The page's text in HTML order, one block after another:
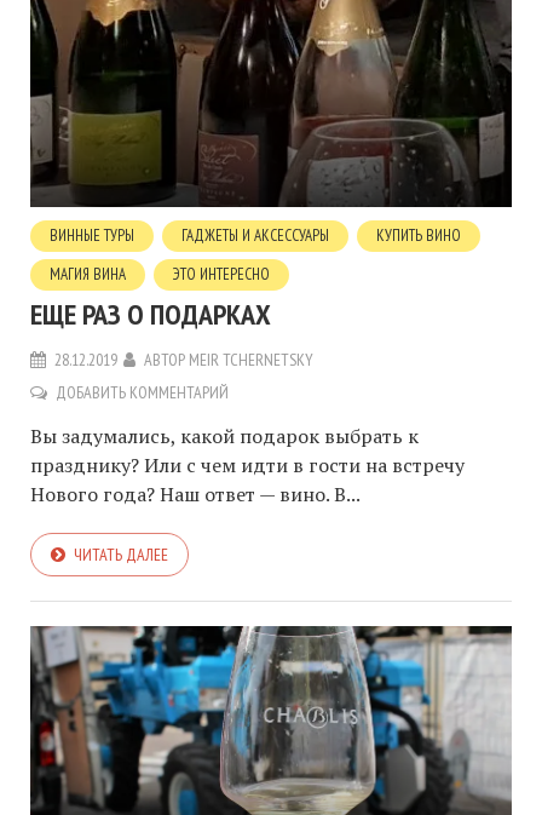
ВИННЫЕ ТУРЫ ГАДЖЕТЫ И АКСЕССУАРЫ
КУПИТЬ ВИНО
МАГИЯ ВИНА
ЭТО ИНТЕРЕСНО
ЕЩЕ РАЗ О ПОДАРКАХ
28.12.2019 АВТОР MEIR TCHERNETSKY
ДОБАВИТЬ КОММЕНТАРИЙ
Вы задумались, какой подарок выбрать к
празднику? Или с чем идти в гости на встречу
Нового года? Наш ответ — вино. В...
ЧИТАТЬ ДАЛЕЕ